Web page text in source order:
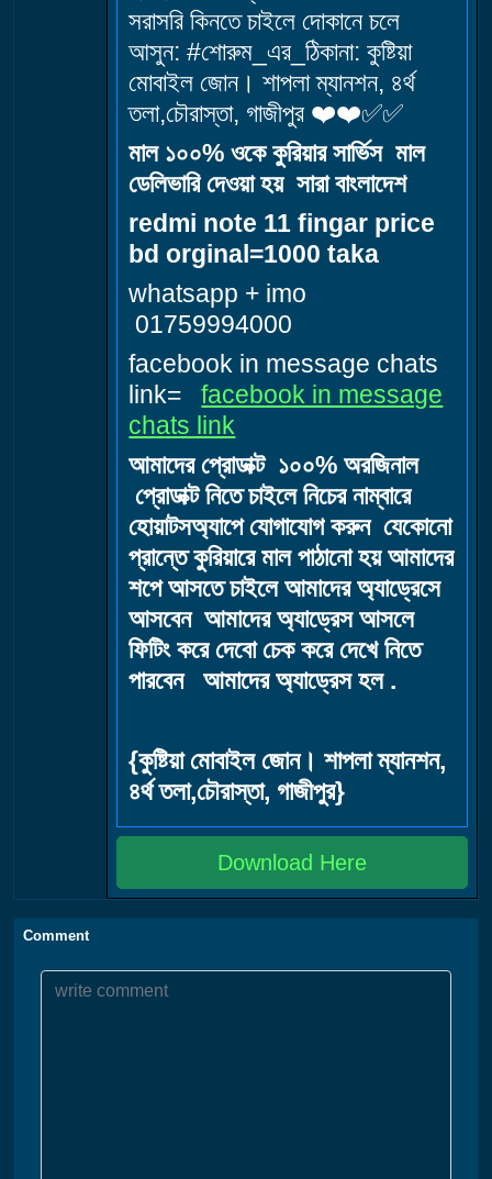
সরাসরি কিনতে চাইলে দোকানে চলে
আসুন: #শোরুম_এর_ঠিকানা: কুষ্টিয়া
মোবাইল জোন। শাপলা ম্যানশন, ৪র্থ
তলা,চৌরাস্তা, গাজীপুর ❤️❤️✅✅
মাল ১০০% ওকে কুরিয়ার সার্ভিস মাল
ডেলিভারি দেওয়া হয় সারা বাংলাদেশ
redmi note 11 fingar price
bd orginal=1000 taka
whatsapp + imo
01759994000
facebook in message chats
link=facebook in message
chats link
আমাদের প্রোডাক্ট ১০০% অরজিনাল
প্রোডাক্ট নিতে চাইলে নিচের নাম্বারে
হোয়াটসঅ্যাপে যোগাযোগ করুন যেকোনো
প্রান্তে কুরিয়ারে মাল পাঠানো হয় আমাদের
শপে আসতে চাইলে আমাদের অ্যাড্রেসে
আসবেন আমাদের অ্যাড্রেস আসলে
ফিটিং করে দেবো চেক করে দেখে নিতে
পারবেন আমাদের অ্যাড্রেস হল .
{কুষ্টিয়া মোবাইল জোন। শাপলা ম্যানশন,
৪র্থ তলা,চৌরাস্তা, গাজীপুর}
Download Here
Comment